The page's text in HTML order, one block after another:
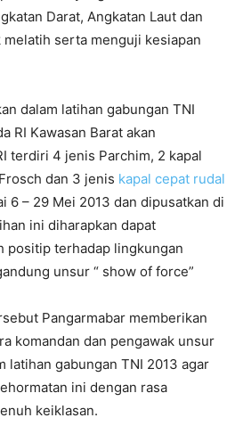
Darat, Angkatan Laut dan
melatih serta menguji kesiapan
dalam latihan gabungan TNI
RI Kawasan Barat akan
terdiri 4 jenis Parchim, 2 kapal
dan 3 jenis kapal cepat rudal
6 – 29 Mei 2013 dan dipusatkan di
ini diharapkan dapat
positip terhadap lingkungan
unsur “ show of force”
Pangarmabar memberikan
komandan dan pengawak unsur
latihan gabungan TNI 2013 agar
ini dengan rasa
keiklasan.